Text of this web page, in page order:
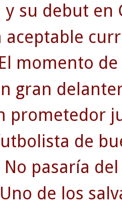
y su debut en
aceptable
momento
gran
prometedor
de
pasaría
de los